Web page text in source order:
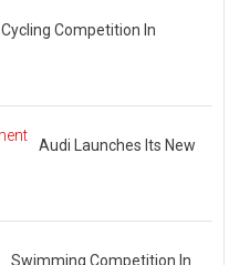
Cycling Competition In
Audi Launches Its New
Swimming Competition In